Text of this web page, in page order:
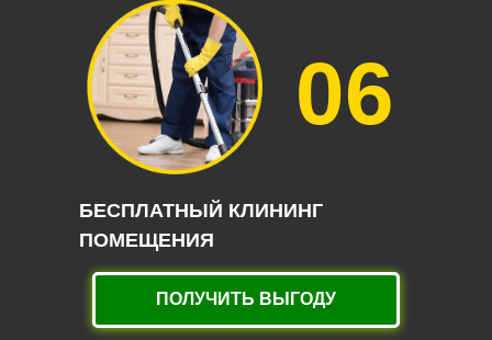
БЕСПЛАТНЫЙ КЛИНИНГ
ПОМЕЩЕНИЯ
06
ПОЛУЧИТЬ ВЫГОДУ